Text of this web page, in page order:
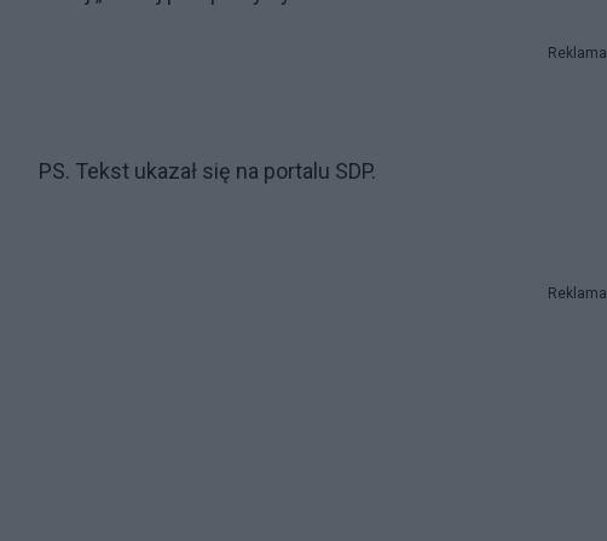
Reklama
PS. Tekst ukazał się na portalu SDP.
Reklama